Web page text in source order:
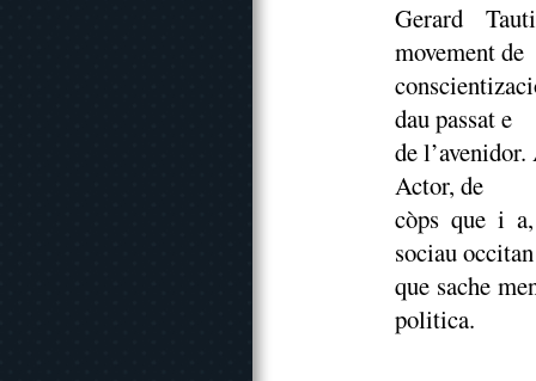
Gerard
movement de
dau passat e
de
Actor, de
còps que i
sociau occitan
que sache
politica.